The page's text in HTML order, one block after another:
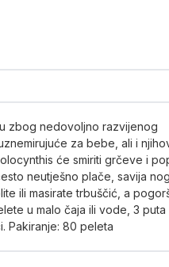
zbog nedovoljno razvijenog
za bebe, ali i
će smiriti grčeve i
neutješno plače, savija
ili masirate trbuščić, a
u malo čaja ili vode, 3 puta
Pakiranje: 80 peleta